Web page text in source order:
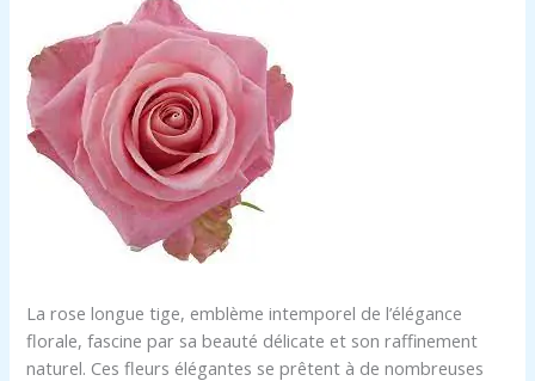
La rose longue tige, emblème intemporel de l’élégance
florale, fascine par sa beauté délicate et son raffinement
naturel. Ces fleurs élégantes se prêtent à de nombreuses